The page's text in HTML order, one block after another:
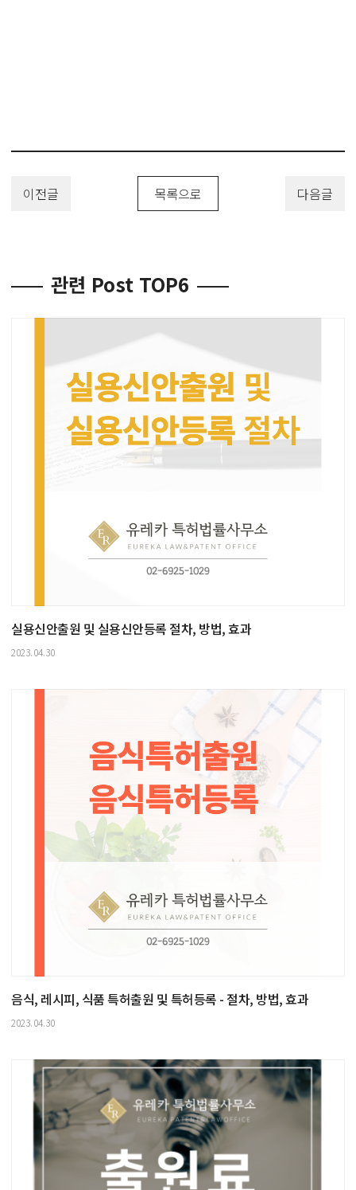
이전글 목록으로 다음글
관련 Post TOP6
실용신안출원 및 실용신안등록 절차, 방법, 효과
2023.04.30
음식, 레시피, 식품 특허출원 및 특허등록 - 절차, 방법, 효과
2023.04.30